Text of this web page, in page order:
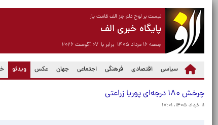
نیست بر لوح دلم جز الف قامت یار
پایگاه خبری الف
جمعه ۱۶ مرداد ۱۴۰۵ برابر با ۰۷ آگوست ۲۰۲۶
سیاسی اقتصادی فرهنگی اجتماعی جهان عکس ویدئو
(current)
چرخش ۱۸۰ درجه‌ای پوریا زراعتی
۱۱ خرداد ۱۴۰۵، ۱۷:۰۱